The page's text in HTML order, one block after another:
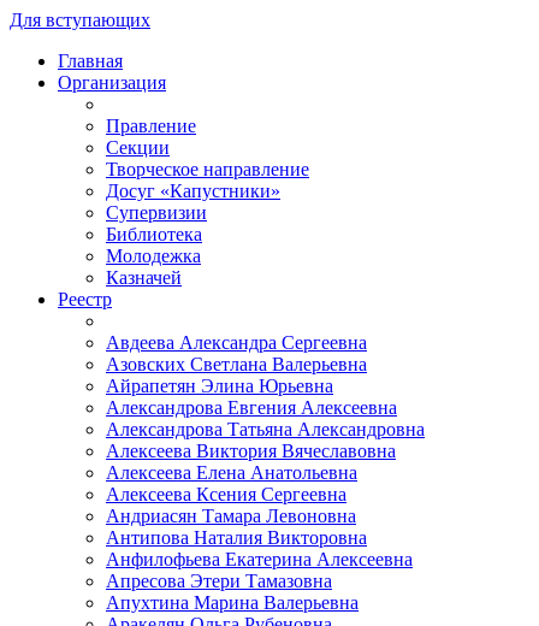
Для вступающих
Главная
Организация
Правление
Секции
Творческое направление
Досуг «Капустники»
Супервизии
Библиотека
Молодежка
Казначей
Реестр
Авдеева Александра Сергеевна
Азовских Светлана Валерьевна
Айрапетян Элина Юрьевна
Александрова Евгения Алексеевна
Александрова Татьяна Александровна
Алексеева Виктория Вячеславовна
Алексеева Елена Анатольевна
Алексеева Ксения Сергеевна
Андриасян Тамара Левоновна
Антипова Наталия Викторовна
Анфилофьева Екатерина Алексеевна
Апресова Этери Тамазовна
Апухтина Марина Валерьевна